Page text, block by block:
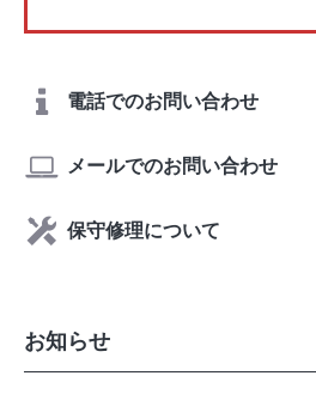
電話でのお問い合わせ
メールでのお問い合わせ
保守修理について
お知らせ